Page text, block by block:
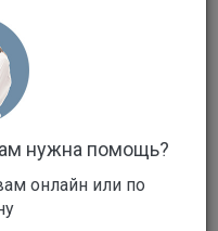
выходные
решен
нужна помощь?
онлайн или по